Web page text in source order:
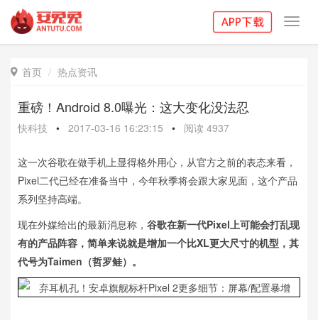
 首页 热点资讯
重磅！Android 8.0曝光：这大变化没法忍
快科技 • 2017-03-16 16:23:15 • 阅读 4937
这一次谷歌在做手机上显得格外用心，从官方之前的表态来看，
Pixel二代已经在准备当中，今年秋季将会跟大家见面，这个产品
系列坚持高端。
现在外媒给出的最新消息称， 谷歌在新一代Pixel上可能会打乱现
有的产品阵容，简单来说就是增加一个比XL更大尺寸的机型，其
代号为Taimen（哲罗鲑）。